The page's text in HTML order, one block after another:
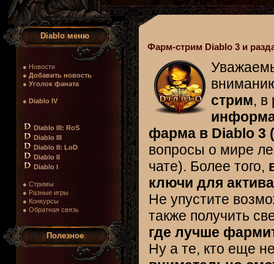
Diablo меню
● Новости
● Добавить новость
● Уголок фаната
● Diablo IV
Diablo III: RoS
Diablo III
Diablo II: LoD
Diablo II
Diablo I
● Стримы
● Разные игры
● Конкурсы
● Обратная связь
Полезное
Фарм-стрим Diablo 3 и
стрим, в
фарма в Diablo 3
вопросы о мире
чате). Более того,
ключи для
Не упустите
также получить
где лучше
Ну а те, кто еще